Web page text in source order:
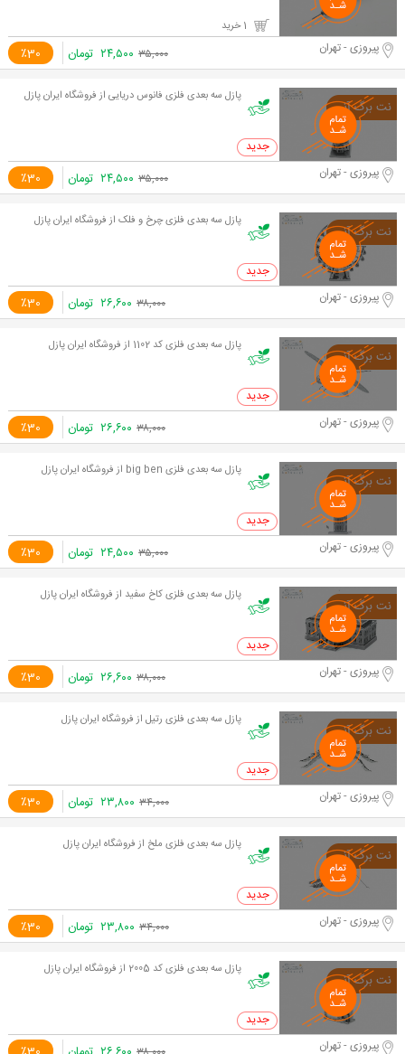
٪30 پیروزی - تهران ۳۵,۰۰۰ ۲۴,۵۰۰ تومان
پازل سه بعدی فلزی فانوس دریایی از فروشگاه ایران پازل
0 خرید
٪30 پیروزی - تهران ۳۵,۰۰۰ ۲۴,۵۰۰ تومان
پازل سه بعدی فلزی چرخ و فلک از فروشگاه ایران پازل
0 خرید
٪30 پیروزی - تهران ۳۸,۰۰۰ ۲۶,۶۰۰ تومان
پازل سه بعدی فلزی کد 1102 از فروشگاه ایران پازل
0 خرید
٪30 پیروزی - تهران ۳۸,۰۰۰ ۲۶,۶۰۰ تومان
پازل سه بعدی فلزی big ben از فروشگاه ایران پازل
0 خرید
٪30 پیروزی - تهران ۳۵,۰۰۰ ۲۴,۵۰۰ تومان
پازل سه بعدی فلزی کاخ سفید از فروشگاه ایران پازل
0 خرید
٪30 پیروزی - تهران ۳۸,۰۰۰ ۲۶,۶۰۰ تومان
پازل سه بعدی فلزی رتیل از فروشگاه ایران پازل
0 خرید
٪30 پیروزی - تهران ۳۴,۰۰۰ ۲۳,۸۰۰ تومان
پازل سه بعدی فلزی ملخ از فروشگاه ایران پازل
0 خرید
٪30 پیروزی - تهران ۳۴,۰۰۰ ۲۳,۸۰۰ تومان
پازل سه بعدی فلزی کد 2005 از فروشگاه ایران پازل
0 خرید
پیروزی - تهران